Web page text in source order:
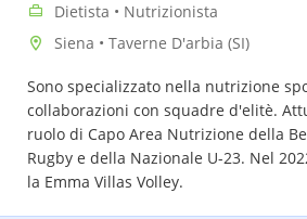
Dietista • Nutrizionista
Siena • Taverne D'arbia (SI)
Sono specializzato nella nutrizione
collaborazioni con squadre d'elitè.
ruolo di Capo Area Nutrizione della
Rugby e della Nazionale U-23. Nel
la Emma Villas Volley.